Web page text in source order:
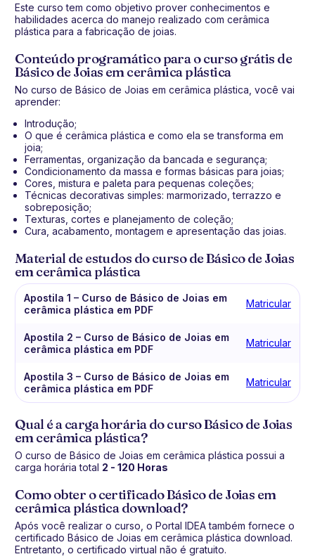
Este curso tem como objetivo prover conhecimentos e
habilidades acerca do manejo realizado com cerâmica
plástica para a fabricação de joias.
Conteúdo programático para o curso grátis de
Básico de Joias em cerâmica plástica
No curso de Básico de Joias em cerâmica plástica, você vai
aprender:
Introdução;
O que é cerâmica plástica e como ela se transforma em
joia;
Ferramentas, organização da bancada e segurança;
Condicionamento da massa e formas básicas para joias;
Cores, mistura e paleta para pequenas coleções;
Técnicas decorativas simples: marmorizado, terrazzo e
sobreposição;
Texturas, cortes e planejamento de coleção;
Cura, acabamento, montagem e apresentação das joias.
Material de estudos do curso de Básico de Joias
em cerâmica plástica
Apostila 1 – Curso de Básico de Joias em
cerâmica plástica em PDF
Matricular
Apostila 2 – Curso de Básico de Joias em
cerâmica plástica em PDF
Matricular
Apostila 3 – Curso de Básico de Joias em
cerâmica plástica em PDF
Matricular
Qual é a carga horária do curso Básico de Joias
em cerâmica plástica?
O curso de Básico de Joias em cerâmica plástica possui a
carga horária total 2 - 120 Horas
Como obter o certificado Básico de Joias em
cerâmica plástica download?
Após você realizar o curso, o Portal IDEA também fornece o
certificado Básico de Joias em cerâmica plástica download.
Entretanto, o certificado virtual não é gratuito.